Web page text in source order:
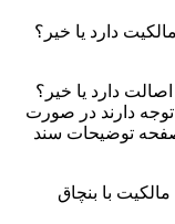
دارد یا خیر؟
دارد یا خیر؟
دارند در صورت
توضیحات سند
با بنچاق